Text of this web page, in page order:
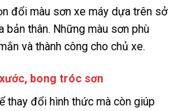
đổi màu sơn xe máy dựa trên sở
bản thân. Những màu sơn phù
và thành công cho chủ xe.
bong tróc sơn
thay đổi hình thức mà còn giúp